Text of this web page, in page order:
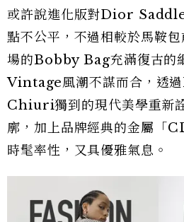
或許說進化版對Dior
點不公平，不過相較於馬鞍
場的Bobby Bag充滿復古的
Vintage風潮不謀而合，透
Chiuri獨到的現代美學重新
廓，加上品牌經典的金屬「
時髦率性，又具優雅氣息。